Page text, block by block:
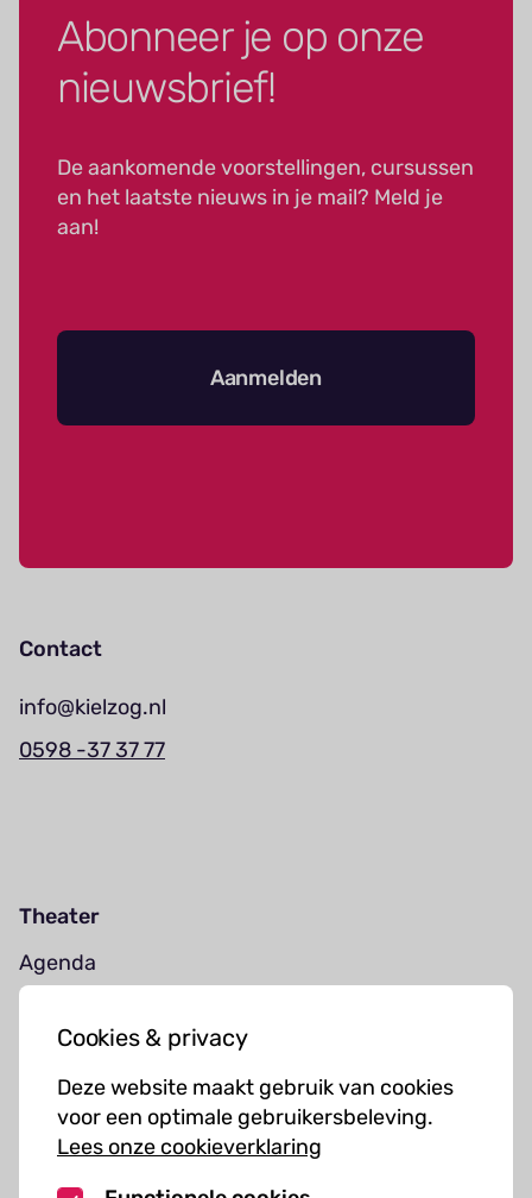
Cookies & privacy
Deze website maakt gebruik van cookies
voor een optimale gebruikersbeleving.
Lees onze cookieverklaring
Abonneer je op onze
nieuwsbrief!
De aankomende voorstellingen, cursussen
en het laatste nieuws in je mail? Meld je
aan!
Aanmelden
Contact
info@kielzog.nl
0598 -37 37 77
Theater
Agenda
Muziekcursussen
Kunst cursussen